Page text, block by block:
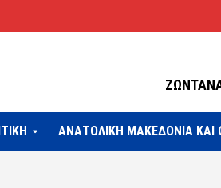
ΑΝΑΤΟΛΙΚΗ ΜΑΚΕΔΟΝΙΑ ΚΑΙ